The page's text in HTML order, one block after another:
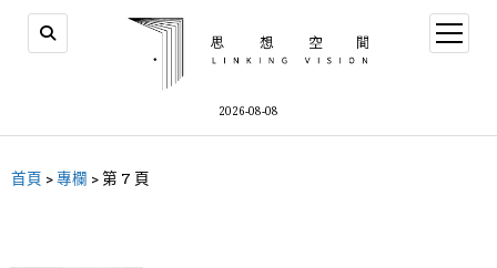
2026-08-08
首頁 >專欄 >第 7 頁